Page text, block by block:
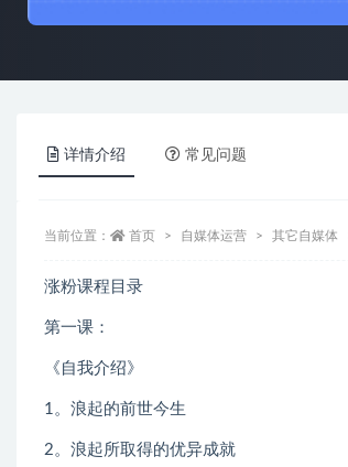
详情介绍 常见问题
当前位置： 首页 自媒体运营 其它自媒体
涨粉课程目录
第一课：
《自我介绍》
1。浪起的前世今生
2。浪起所取得的优异成就